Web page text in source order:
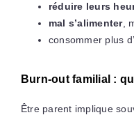
réduire leurs
mal s’alimenter,
consommer plus
Burn-out familial :
Être parent implique